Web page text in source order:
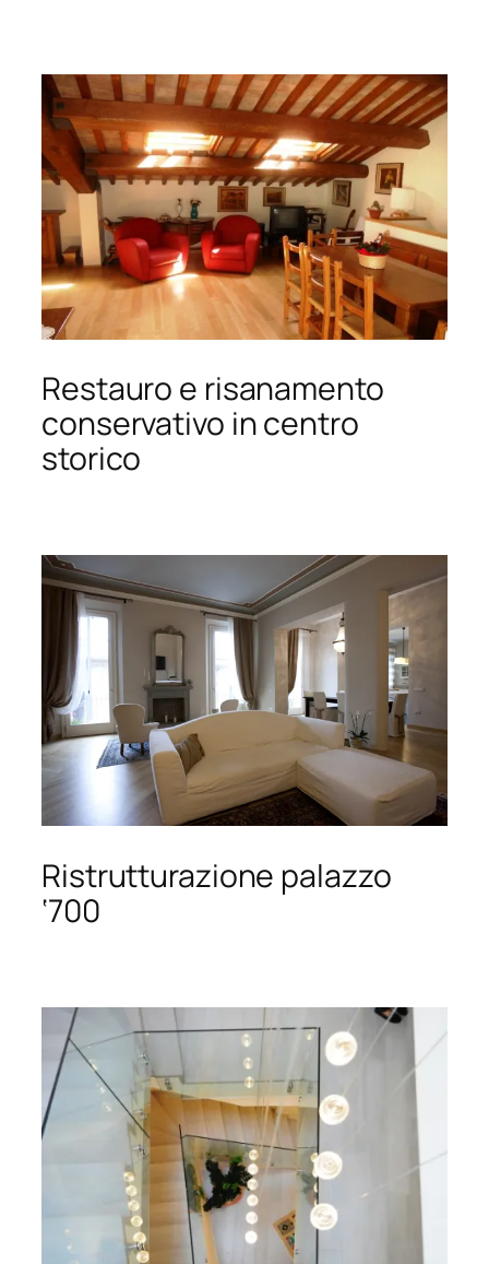
Restauro e risanamento
conservativo in centro
storico
Ristrutturazione palazzo
‘700